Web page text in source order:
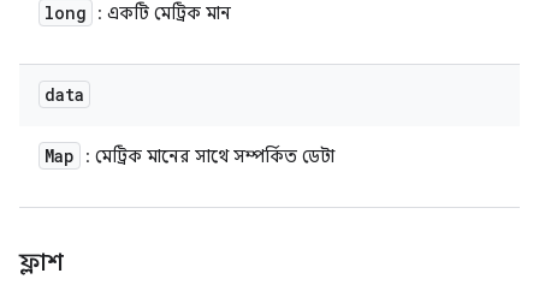
long : একটি মেট্রিক মান
data
Map : মেট্রিক মানের সাথে সম্পর্কিত ডেটা
ফ্লাশ